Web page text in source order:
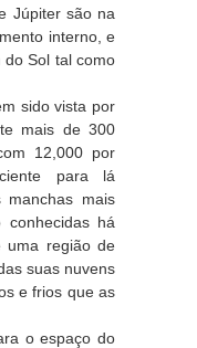
Júpiter são na
interno, e
Sol tal como
sido vista por
mais de 300
12,000 por
para lá
manchas mais
conhecidas há
uma região de
suas nuvens
e frios que as
o espaço do